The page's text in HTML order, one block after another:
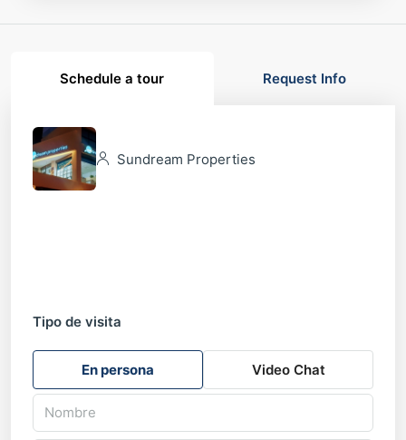
Schedule a tour Request Info
Sundream Properties
Tipo de visita
En persona Video Chat